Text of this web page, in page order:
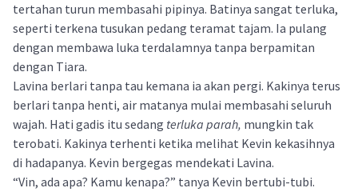
tertahan turun membasahi pipinya. Batinya sangat terluka,
seperti terkena tusukan pedang teramat tajam. Ia pulang
dengan membawa luka terdalamnya tanpa berpamitan
dengan Tiara.
Lavina berlari tanpa tau kemana ia akan pergi. Kakinya terus
berlari tanpa henti, air matanya mulai membasahi seluruh
wajah. Hati gadis itu sedang terluka parah, mungkin tak
terobati. Kakinya terhenti ketika melihat Kevin kekasihnya
di hadapanya. Kevin bergegas mendekati Lavina.
“Vin, ada apa? Kamu kenapa?” tanya Kevin bertubi-tubi.